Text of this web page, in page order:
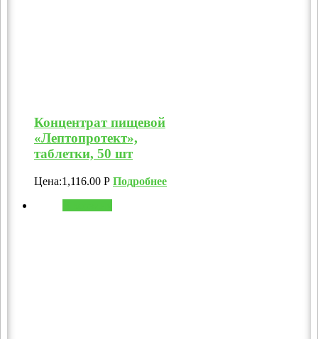
Концентрат пищевой
«Лептопротект»,
таблетки, 50 шт
Цена:1,116.00 Р Подробнее